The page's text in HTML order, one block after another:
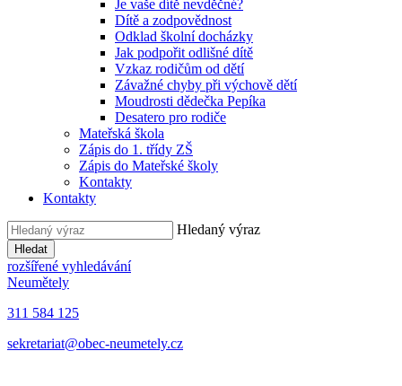
Je vaše dítě nevděčné?
Dítě a zodpovědnost
Odklad školní docházky
Jak podpořit odlišné dítě
Vzkaz rodičům od dětí
Závažné chyby při výchově dětí
Moudrosti dědečka Pepíka
Desatero pro rodiče
Mateřská škola
Zápis do 1. třídy ZŠ
Zápis do Mateřské školy
Kontakty
Kontakty
Hledaný výraz
Hledat
rozšířené vyhledávání
Neumětely
311 584 125
sekretariat@obec-neumetely.cz